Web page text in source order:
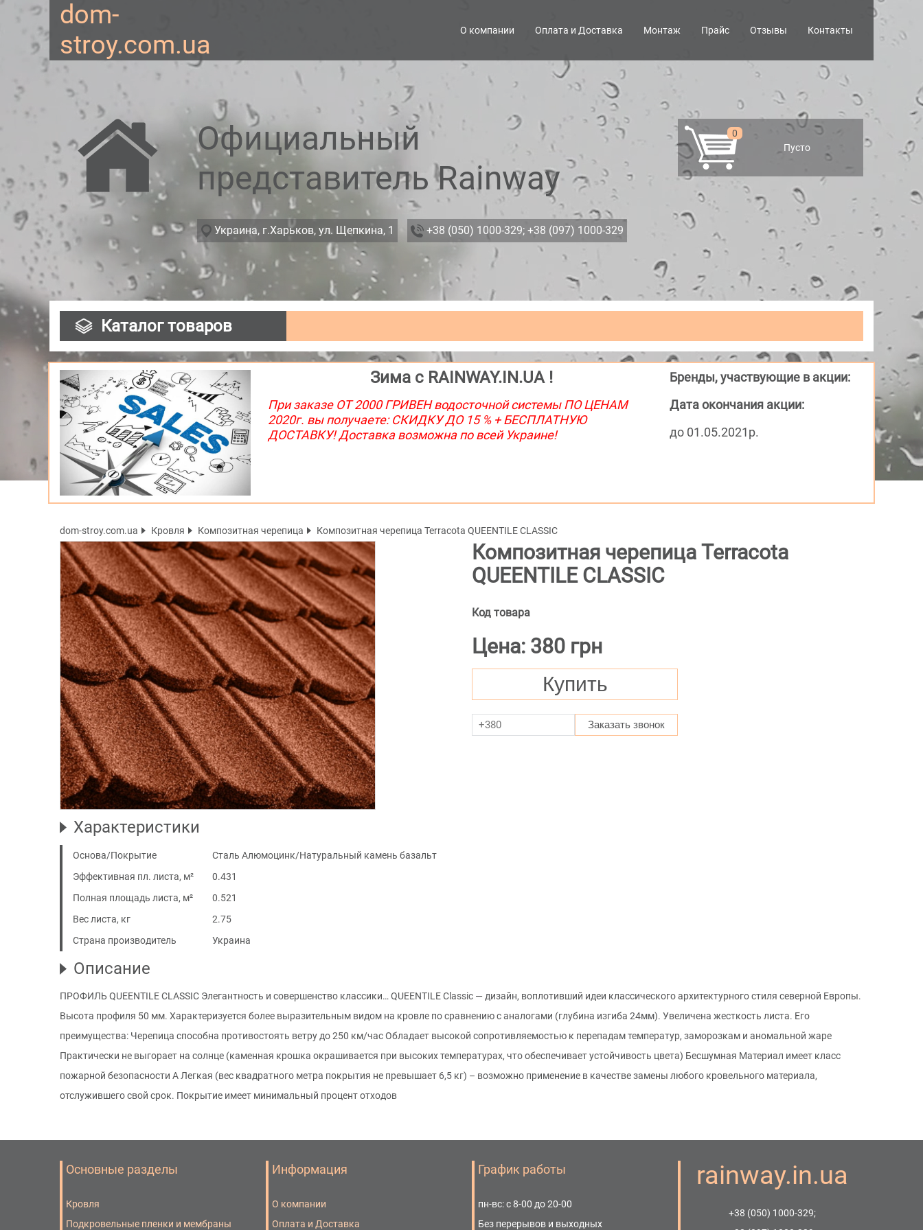
dom-
stroy.com.ua
О компании Оплата и Доставка Монтаж Прайс Отзывы Контакты
Официальный
представитель Rainway
0
Пусто
Украина, г.Харьков, ул. Щепкина, 1 +38 (050) 1000-329; +38 (097) 1000-329
Каталог товаров
Зима с RAINWAY.IN.UA !
При заказе ОТ 2000 ГРИВЕН водосточной системы ПО ЦЕНАМ
2020г. вы получаете: СКИДКУ ДО 15 % + БЕСПЛАТНУЮ
ДОСТАВКУ! Доставка возможна по всей Украине!
Бренды, участвующие в акции:
Дата окончания акции:
до 01.05.2021р.
dom-stroy.com.ua Кровля Композитная черепица Композитная черепица Terracota QUEENTILE CLASSIC
Композитная черепица Terracota
QUEENTILE CLASSIC
Код товара
Цена: 380 грн
Купить
Заказать звонок
Характеристики
Основа/Покрытие
Сталь Алюмоцинк/Натуральный камень базальт
Эффективная пл. листа, м²
0.431
Полная площадь листа, м²
0.521
Вес листа, кг
2.75
Страна производитель
Украина
Описание
ПРОФИЛЬ QUEENTILE CLASSIC Элегантность и совершенство классики… QUEENTILE Classic — дизайн, воплотивший идеи классического архитектурного стиля северной Европы.
Высота профиля 50 мм. Характеризуется более выразительным видом на кровле по сравнению с аналогами (глубина изгиба 24мм). Увеличена жесткость листа. Его
преимущества: Черепица способна противостоять ветру до 250 км/час Обладает высокой сопротивляемостью к перепадам температур, заморозкам и аномальной жаре
Практически не выгорает на солнце (каменная крошка окрашивается при высоких температурах, что обеспечивает устойчивость цвета) Бесшумная Материал имеет класс
пожарной безопасности А Легкая (вес квадратного метра покрытия не превышает 6,5 кг) – возможно применение в качестве замены любого кровельного материала,
отслужившего свой срок. Покрытие имеет минимальный процент отходов
Основные разделы
Кровля
Подкровельные пленки и мембраны
Информация
О компании
Оплата и Доставка
График работы
пн-вс: с 8-00 до 20-00
Без перерывов и выходных
rainway.in.ua
+38 (050) 1000-329;